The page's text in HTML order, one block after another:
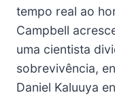
tempo real ao
Campbell
uma cientista
sobrevivência,
Daniel Kaluuya